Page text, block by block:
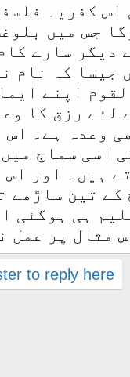
کفریہ
جس میں
دیگر سارے
جیسا کہ نام
اپنے
رزق کا
وعدہ ہے۔ اس
اسی سماج
ہیں۔ اور
تین ساڑھے
ہی ہوگئی
مثال پر عمل
to reply here.